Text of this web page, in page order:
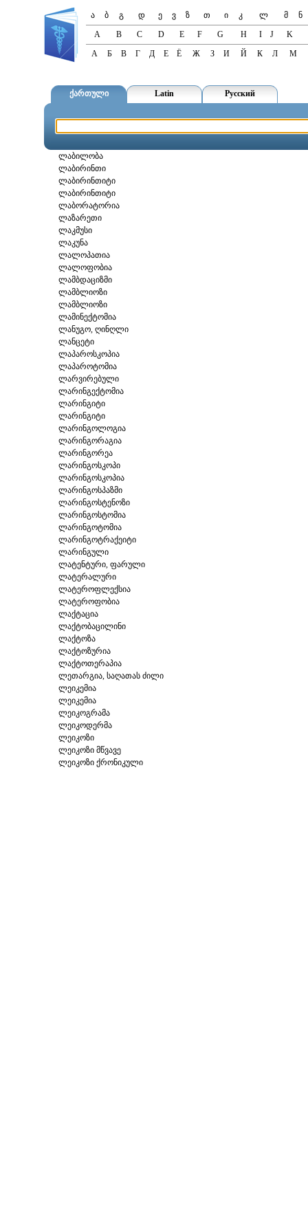
ა ბ გ დ ე ვ ზ თ ი კ ლ მ
ნ
A
B C D E F G H I J
K
А
Б В Г Д Е Ё Ж З И Й К Л М
ქართული Latin Русский
ლაბილობა
ლაბირინთი
ლაბირინთიტი
ლაბირინთიტი
ლაბორატორია
ლაზარეთი
ლაკმუსი
ლაკუნა
ლალოპათია
ლალოფობია
ლამბდაციზმი
ლამბლიოზი
ლამბლიოზი
ლამინექტომია
ლანუგო, ღინღლი
ლანცეტი
ლაპაროსკოპია
ლაპაროტომია
ლარვირებული
ლარინგექტომია
ლარინგიტი
ლარინგიტი
ლარინგოლოგია
ლარინგორაგია
ლარინგორეა
ლარინგოსკოპი
ლარინგოსკოპია
ლარინგოსპაზმი
ლარინგოსტენოზი
ლარინგოსტომია
ლარინგოტომია
ლარინგოტრაქეიტი
ლარინგული
ლატენტური, ფარული
ლატერალური
ლატეროფლექსია
ლატეროფობია
ლაქტაცია
ლაქტობაცილინი
ლაქტოზა
ლაქტოზურია
ლაქტოთერაპია
ლეთარგია, საღათას ძილი
ლეიკემია
ლეიკემია
ლეიკოგრამა
ლეიკოდერმა
ლეიკოზი
ლეიკოზი მწვავე
ლეიკოზი ქრონიკული